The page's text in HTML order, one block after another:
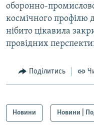
оборонно-
космічного профілю
нібито цікавила
провідних
Поділитись
Новини Новини |